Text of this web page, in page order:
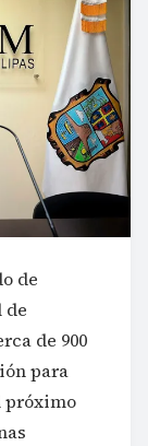
de
de
de 900
para
próximo